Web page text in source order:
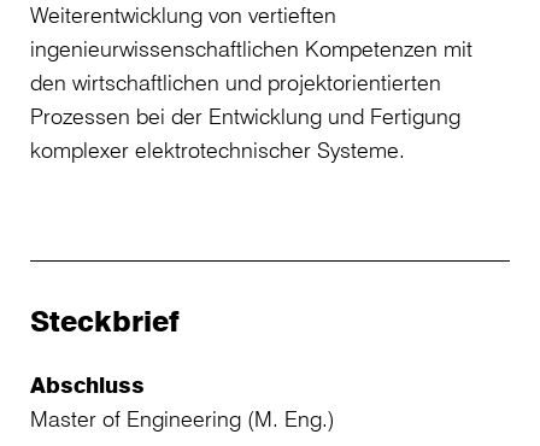
Weiterentwicklung von vertieften
ingenieurwissenschaftlichen Kompetenzen mit
den wirtschaftlichen und projektorientierten
Prozessen bei der Entwicklung und Fertigung
komplexer elektrotechnischer Systeme.
Steckbrief
Abschluss
Master of Engineering (M. Eng.)